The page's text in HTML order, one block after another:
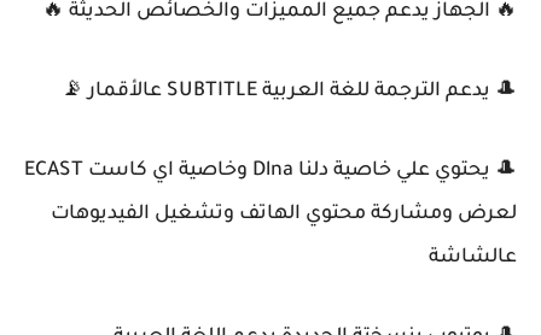
🔥 الجهاز يدعم جميع المميزات والخصائص الحديثة 🔥
🎩 يدعم الترجمة للغة العربية SUBTITLE عالأقمار 📡
🎩 يحتوي علي خاصية دلنا Dlna وخاصية اي كاست ECAST
لعرض ومشاركة محتوي الهاتف وتشغيل الفيديوهات
عالشاشة